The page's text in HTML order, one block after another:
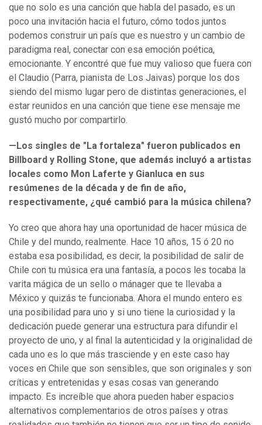
que no solo es una canción que habla del pasado, es un
poco una invitación hacia el futuro, cómo todos juntos
podemos construir un país que es nuestro y un cambio de
paradigma real, conectar con esa emoción poética,
emocionante. Y encontré que fue muy valioso que fuera con
el Claudio (Parra, pianista de Los Jaivas) porque los dos
siendo del mismo lugar pero de distintas generaciones, el
estar reunidos en una canción que tiene ese mensaje me
gustó mucho por compartirlo.
—Los singles de "La fortaleza" fueron publicados en
Billboard y Rolling Stone, que además incluyó a artistas
locales como Mon Laferte y Gianluca en sus
resúmenes de la década y de fin de año,
respectivamente, ¿qué cambió para la música chilena?
Yo creo que ahora hay una oportunidad de hacer música de
Chile y del mundo, realmente. Hace 10 años, 15 ó 20 no
estaba esa posibilidad, es decir, la posibilidad de salir de
Chile con tu música era una fantasía, a pocos les tocaba la
varita mágica de un sello o mánager que te llevaba a
México y quizás te funcionaba. Ahora el mundo entero es
una posibilidad para uno y si uno tiene la curiosidad y la
dedicación puede generar una estructura para difundir el
proyecto de uno, y al final la autenticidad y la originalidad de
cada uno es lo que más trasciende y en este caso hay
voces en Chile que son sensibles, que son originales y son
críticas y entretenidas y esas cosas van generando
impacto. Es increíble que ahora pueden haber espacios
alternativos complementarios de otros países y otras